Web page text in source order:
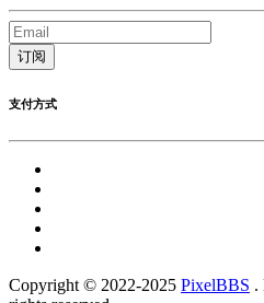
订阅
支付方式
Copyright © 2022-2025 PixelBBS .